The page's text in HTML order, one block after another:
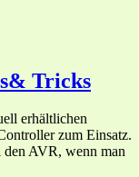
Tricks
erhältlichen
zum Einsatz.
den AVR, wenn man